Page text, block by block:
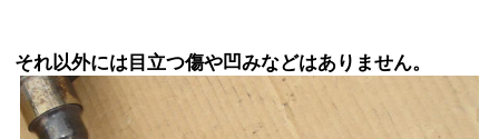
それ以外には目立つ傷や凹みなどはありません。